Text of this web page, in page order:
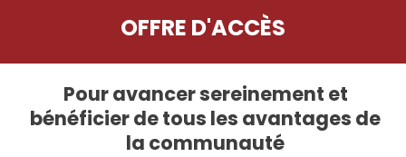
OFFRE D'ACCÈS
Pour avancer sereinement et
bénéficier de tous les avantages de
la communauté